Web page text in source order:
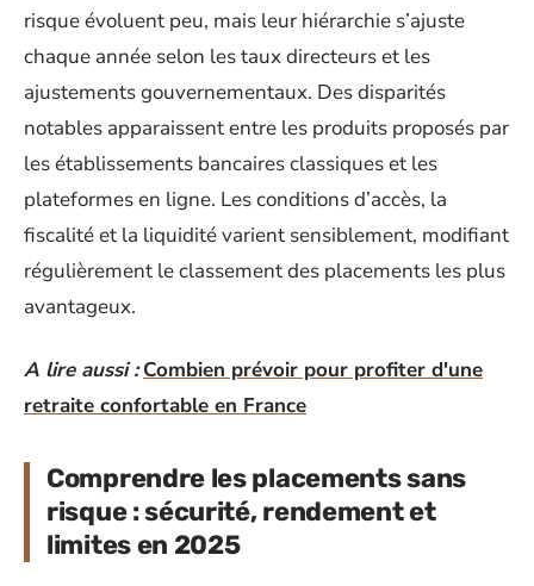
risque évoluent peu, mais leur hiérarchie s’ajuste
chaque année selon les taux directeurs et les
ajustements gouvernementaux. Des disparités
notables apparaissent entre les produits proposés par
les établissements bancaires classiques et les
plateformes en ligne. Les conditions d’accès, la
fiscalité et la liquidité varient sensiblement, modifiant
régulièrement le classement des placements les plus
avantageux.
A lire aussi : Combien prévoir pour profiter d'une
retraite confortable en France
Comprendre les placements sans
risque : sécurité, rendement et
limites en 2025